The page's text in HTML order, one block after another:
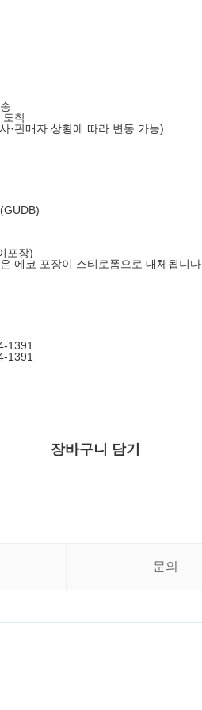
도착
·판매자 상황에 따라 변동 가능)
포장)
에코 포장이 스티로폼으로 대체됩니다.
1391
1391
장바구니 담기
문의